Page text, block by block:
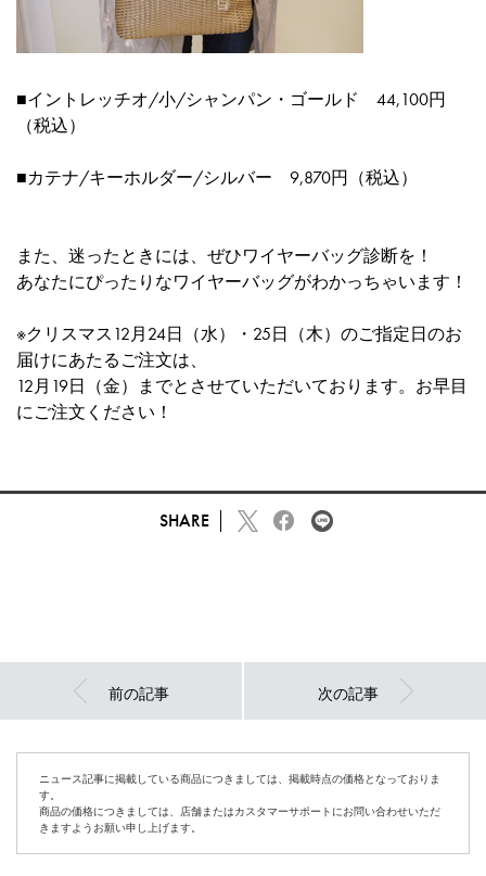
■イントレッチオ/小/シャンパン・ゴールド 44,100円
（税込）
■カテナ/キーホルダー/シルバー 9,870円（税込）
また、迷ったときには、ぜひワイヤーバッグ診断を！
あなたにぴったりなワイヤーバッグがわかっちゃいます！
※クリスマス12月24日（水）・25日（木）のご指定日のお
届けにあたるご注文は、
12月19日（金）までとさせていただいております。お早目
にご注文ください！
SHARE
前の記事 次の記事
ニュース記事に掲載している商品につきましては、掲載時点の価格となっておりま
す。
商品の価格につきましては、店舗またはカスタマーサポートにお問い合わせいただ
きますようお願い申し上げます。